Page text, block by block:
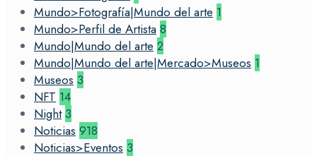
Mundo>Fotografía|Mundo del arte 1
Mundo>Perfil de Artista 8
Mundo|Mundo del arte 2
Mundo|Mundo del arte|Mercado>Museos 1
Museos 3
NFT 14
Night 3
Noticias 918
Noticias>Eventos 3